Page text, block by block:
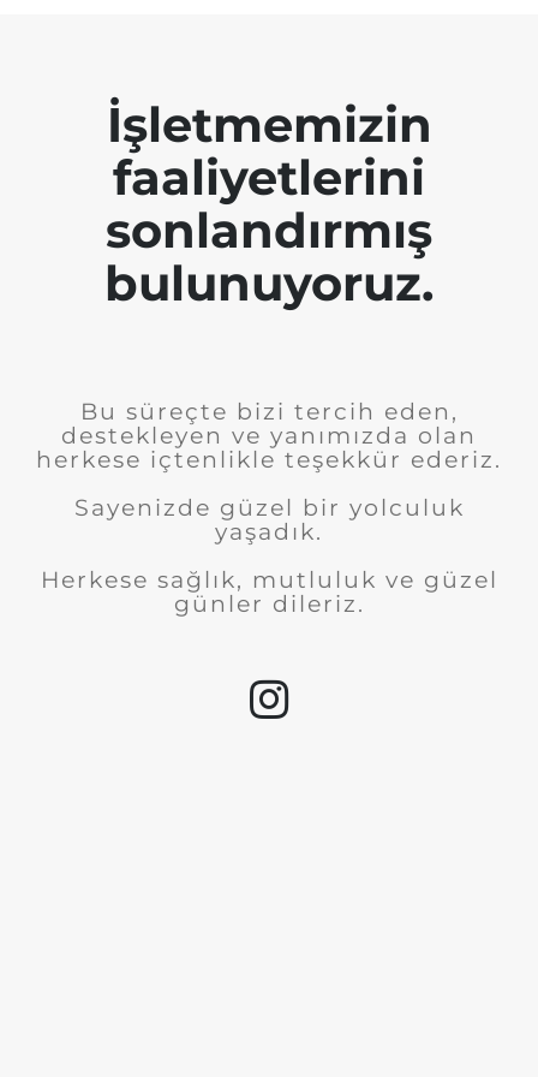
İşletmemizin
faaliyetlerini
sonlandırmış
bulunuyoruz.
Bu süreçte bizi tercih eden,
destekleyen ve yanımızda olan
herkese içtenlikle teşekkür ederiz.
Sayenizde güzel bir yolculuk
yaşadık.
Herkese sağlık, mutluluk ve güzel
günler dileriz.